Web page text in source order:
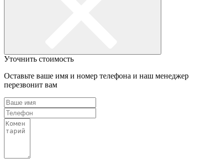
Уточнить стоимость
Оставьте ваше имя и номер телефона и наш менеджер
перезвонит вам